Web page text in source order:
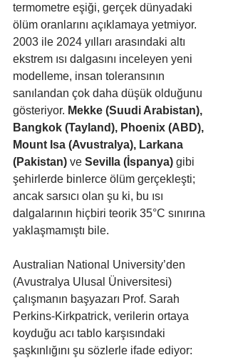
termometre eşiği, gerçek dünyadaki
ölüm oranlarını açıklamaya yetmiyor.
2003 ile 2024 yılları arasındaki altı
ekstrem ısı dalgasını inceleyen yeni
modelleme, insan toleransının
sanılandan çok daha düşük olduğunu
gösteriyor. Mekke (Suudi Arabistan),
Bangkok (Tayland), Phoenix (ABD),
Mount Isa (Avustralya), Larkana
(Pakistan) ve Sevilla (İspanya) gibi
şehirlerde binlerce ölüm gerçekleşti;
ancak sarsıcı olan şu ki, bu ısı
dalgalarının hiçbiri teorik 35°C sınırına
yaklaşmamıştı bile.
Australian National University’den
(Avustralya Ulusal Üniversitesi)
çalışmanın başyazarı Prof. Sarah
Perkins-Kirkpatrick, verilerin ortaya
koyduğu acı tablo karşısındaki
şaşkınlığını şu sözlerle ifade ediyor: